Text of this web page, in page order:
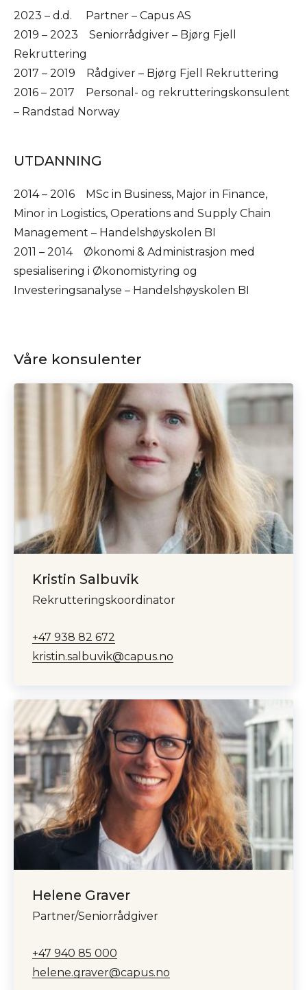
2023 – d.d. Partner – Capus AS
2019 – 2023 Seniorrådgiver – Bjørg Fjell
Rekruttering
2017 – 2019 Rådgiver – Bjørg Fjell Rekruttering
2016 – 2017 Personal- og rekrutteringskonsulent
– Randstad Norway
UTDANNING
2014 – 2016 MSc in Business, Major in Finance,
Minor in Logistics, Operations and Supply Chain
Management – Handelshøyskolen BI
2011 – 2014 Økonomi & Administrasjon med
spesialisering i Økonomistyring og
Investeringsanalyse – Handelshøyskolen BI
Våre konsulenter
Kristin Salbuvik
Rekrutteringskoordinator
+47 938 82 672
kristin.salbuvik@capus.no
Helene Graver
Partner/Seniorrådgiver
+47 940 85 000
helene.graver@capus.no